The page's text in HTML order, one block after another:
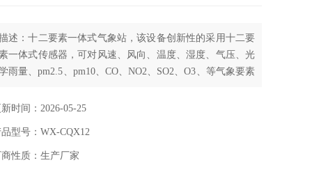
述：十二要素一体式气象站，该设备创新性的采用十二要
一体式传感器，可对风速、风向、温度、湿度、气压、光
雨量、pm2.5、pm10、CO、NO2、SO2、O3、等气象要素
过数字量通讯接口将十二项参数一次性输出给用户。
新时间：2026-05-25
品型号：WX-CQX12
商性质：生产厂家